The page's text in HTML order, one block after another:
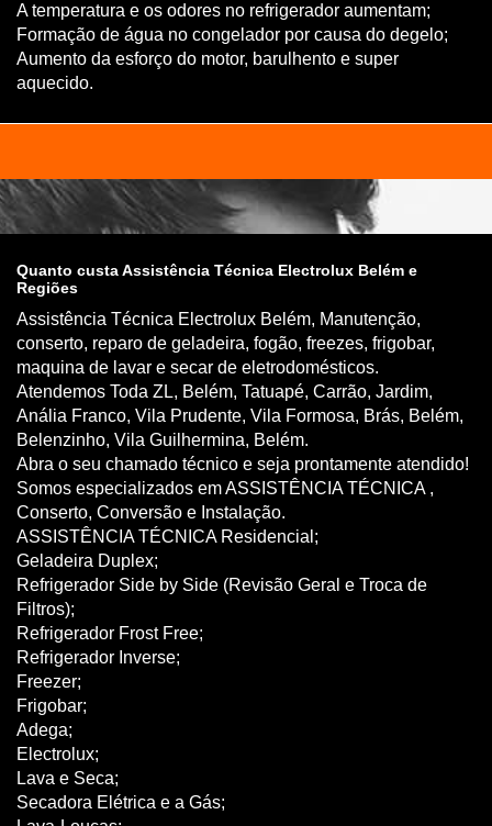
A temperatura e os odores no refrigerador aumentam;
Formação de água no congelador por causa do degelo;
Aumento da esforço do motor, barulhento e super
aquecido.
Quanto custa Assistência Técnica Electrolux Belém e
Regiões
Assistência Técnica Electrolux Belém, Manutenção,
conserto, reparo de geladeira, fogão, freezes, frigobar,
maquina de lavar e secar de eletrodomésticos.
Atendemos Toda ZL, Belém, Tatuapé, Carrão, Jardim,
Anália Franco, Vila Prudente, Vila Formosa, Brás, Belém,
Belenzinho, Vila Guilhermina, Belém.
Abra o seu chamado técnico e seja prontamente atendido!
Somos especializados em ASSISTÊNCIA TÉCNICA ,
Conserto, Conversão e Instalação.
ASSISTÊNCIA TÉCNICA Residencial;
Geladeira Duplex;
Refrigerador Side by Side (Revisão Geral e Troca de
Filtros);
Refrigerador Frost Free;
Refrigerador Inverse;
Freezer;
Frigobar;
Adega;
Electrolux;
Lava e Seca;
Secadora Elétrica e a Gás;